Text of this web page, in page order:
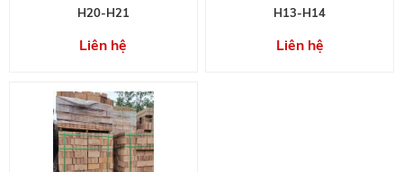
H20-H21
Liên hệ
H13-H14
Liên hệ